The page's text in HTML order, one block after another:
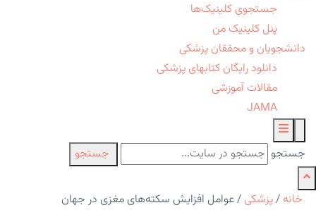
جستجوی کلینیک‌ها
پنل کلینیک من
دانشجویان و محققان پزشکی
دانلود رایگان کتابهای پزشکی
مقالات آموزشی
JAMA
جستجو جستجو
خانه /پزشکی /عوامل افزایش سکته‌های مغزی در جهان